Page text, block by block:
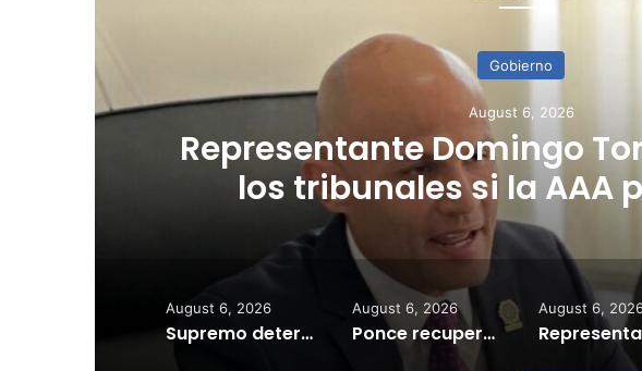
Gobierno
August 6, 2026
Cardiovascular
escala salarial sería
julio
August 6, 2026
Supremo determina acoger demandas del Gobierno contra LUMA Energy
August 6, 2026
Ponce recuperará rampas marítimas para reactivar excursiones a Cardona y Caja de Muerto
August 6,